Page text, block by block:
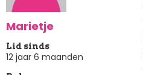
Marietje
Lid sinds
12 jaar 6 maanden